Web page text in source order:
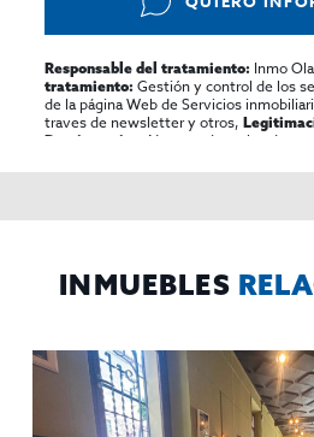
Responsable del tratamiento: Inmo
tratamiento: Gestión y control de los
de la página Web de Servicios
traves de newsletter y otros,
Destinatarios:
No se cederan los datos,
rectificar y suprimir los datos, solicitar
INMUEBLES